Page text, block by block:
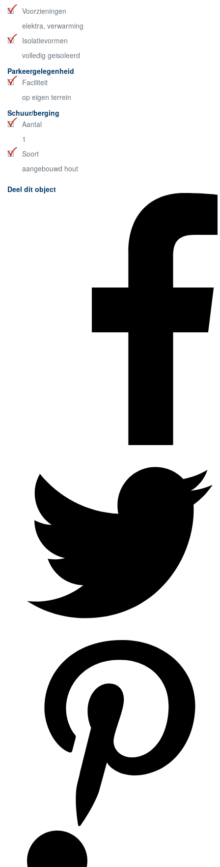
Voorzieningen
elektra, verwarming
Isolatievormen
volledig geisoleerd
Parkeergelegenheid
Faciliteit
op eigen terrein
Schuur/berging
Aantal
1
Soort
aangebouwd hout
Deel dit object